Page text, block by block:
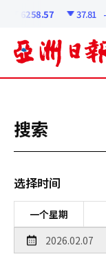
6258.57 37.81
搜索
选择时间
一个星期